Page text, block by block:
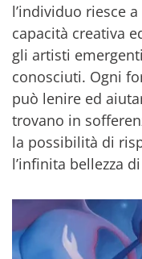
l’individuo riesce
capacità creativa
gli artisti
conosciuti. Ogni
può lenire ed
trovano in
la possibilità di
l’infinita bellezza